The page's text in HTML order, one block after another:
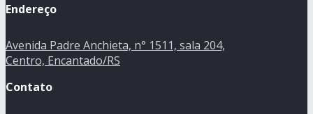
Endereço
Avenida Padre Anchieta, n° 1511, sala 204,
Centro, Encantado/RS
Contato